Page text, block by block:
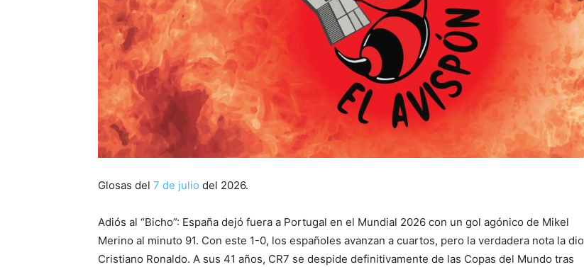
Glosas del 7 de julio del 2026.
Adiós al “Bicho”: España dejó fuera a Portugal en el Mundial 2026 con un gol agónico de Mikel
Merino al minuto 91. Con este 1-0, los españoles avanzan a cuartos, pero la verdadera nota la dio
Cristiano Ronaldo. A sus 41 años, CR7 se despide definitivamente de las Copas del Mundo tras